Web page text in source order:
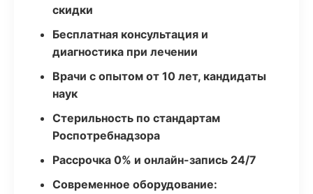
скидки
Бесплатная консультация и
диагностика при лечении
Врачи с опытом от 10 лет, кандидаты
наук
Стерильность по стандартам
Роспотребнадзора
Рассрочка 0% и онлайн-запись 24/7
Современное оборудование: